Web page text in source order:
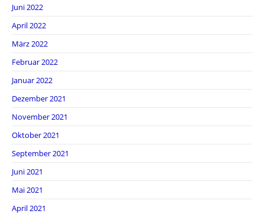
Juni 2022
April 2022
März 2022
Februar 2022
Januar 2022
Dezember 2021
November 2021
Oktober 2021
September 2021
Juni 2021
Mai 2021
April 2021